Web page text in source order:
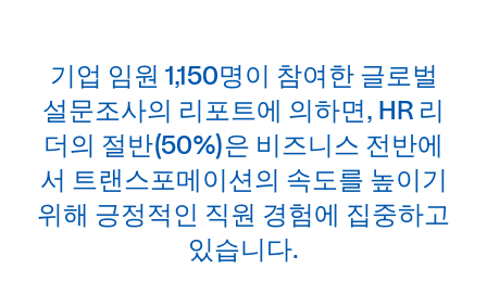
기업 임원 1,150명이 참여한 글로벌
설문조사의 리포트에 의하면, HR 리
더의 절반(50%)은 비즈니스 전반에
서 트랜스포메이션의 속도를 높이기
위해 긍정적인 직원 경험에 집중하고
있습니다.